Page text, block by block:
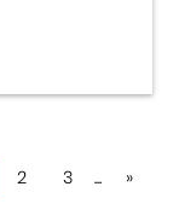
2 3 ... »